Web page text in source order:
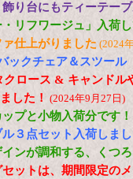
り台にもティーテー
リフワージュ」入荷
仕上がりました (2024
ックチェア＆スツー
クロース & キャンドル
した！ (2024年9月27日)
プと小物入荷分です！
３点セット入荷しま
ンが調和する、くつ
ットは、期間限定の